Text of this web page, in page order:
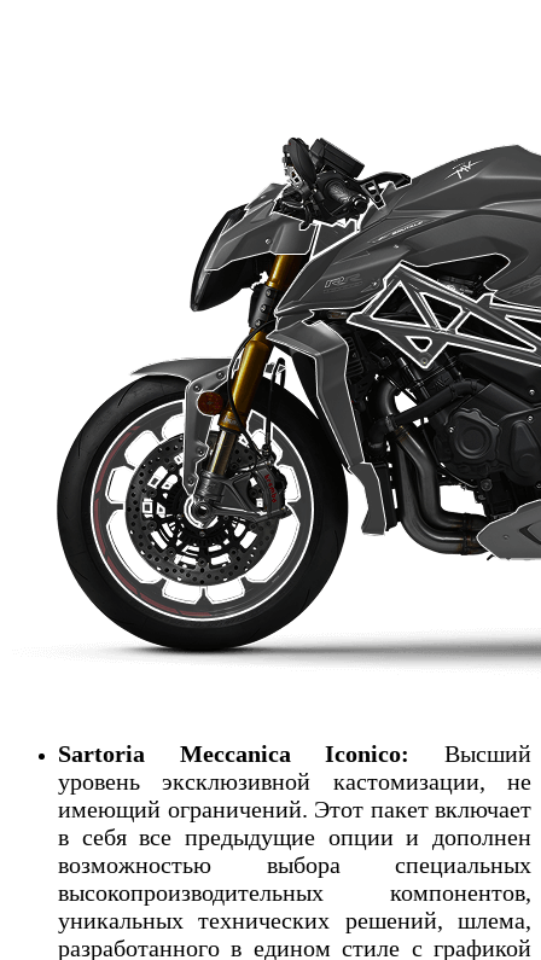
Sartoria Meccanica Iconico:
Высший
уровень эксклюзивной кастомизации, не
имеющий ограничений. Этот пакет включает
в себя все предыдущие опции и дополнен
возможностью выбора специальных
высокопроизводительных компонентов,
уникальных технических решений, шлема,
разработанного в едином стиле с графикой